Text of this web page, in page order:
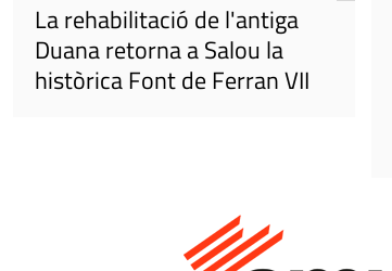
La rehabilitació de l'antiga
Duana retorna a Salou la
històrica Font de Ferran VII